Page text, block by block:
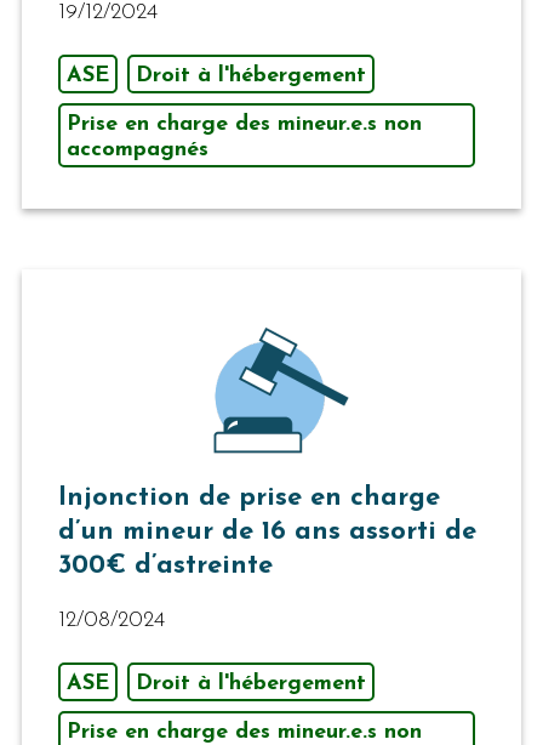
19/12/2024
ASE Droit à l'hébergement
Prise en charge des mineur.e.s non
accompagnés
Injonction de prise en charge
d’un mineur de 16 ans assorti de
300€ d’astreinte
12/08/2024
ASE Droit à l'hébergement
Prise en charge des mineur.e.s non